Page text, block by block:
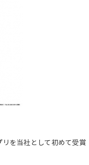
を当社として初めて受賞